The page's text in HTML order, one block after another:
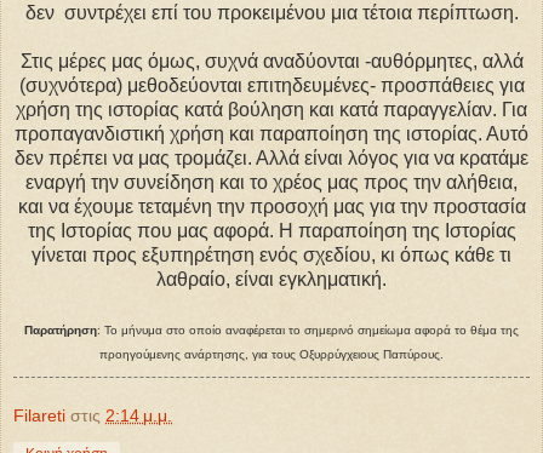
δεν συντρέχει επί του προκειμένου μια τέτοια περίπτωση.
Στις μέρες μας όμως, συχνά αναδύονται -αυθόρμητες, αλλά
(συχνότερα) μεθοδεύονται επιτηδευμένες- προσπάθειες για
χρήση της ιστορίας κατά βούληση και κατά παραγγελίαν. Για
προπαγανδιστική χρήση και παραποίηση της ιστορίας. Αυτό
δεν πρέπει να μας τρομάζει. Αλλά είναι λόγος για να κρατάμε
εναργή την συνείδηση και το χρέος μας προς την αλήθεια,
και να έχουμε τεταμένη την προσοχή μας για την προστασία
της Ιστορίας που μας αφορά. Η παραποίηση της Ιστορίας
γίνεται προς εξυπηρέτηση ενός σχεδίου, κι όπως κάθε τι
λαθραίο, είναι εγκληματική.
Παρατήρηση: Το μήνυμα στο οποίο αναφέρεται το σημερινό σημείωμα αφορά το θέμα της
προηγούμενης ανάρτησης, για τους Οξυρρύγχειους Παπύρους.
Filareti στις 2:14 μ.μ.